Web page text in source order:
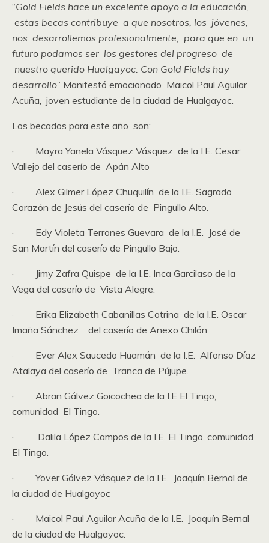
“Gold Fields hace un excelente apoyo a la educación,
estas becas contribuye a que nosotros, los jóvenes,
nos desarrollemos profesionalmente, para que en un
futuro podamos ser los gestores del progreso de
nuestro querido Hualgayoc. Con Gold Fields hay
desarrollo” Manifestó emocionado Maicol Paul Aguilar
Acuña, joven estudiante de la ciudad de Hualgayoc.
Los becados para este año son:
· Mayra Yanela Vásquez Vásquez de la I.E. Cesar
Vallejo del caserío de Apán Alto
· Alex Gilmer López Chuquilín de la I.E. Sagrado
Corazón de Jesús del caserío de Pingullo Alto.
· Edy Violeta Terrones Guevara de la I.E. José de
San Martín del caserío de Pingullo Bajo.
· Jimy Zafra Quispe de la I.E. Inca Garcilaso de la
Vega del caserío de Vista Alegre.
· Erika Elizabeth Cabanillas Cotrina de la I.E. Oscar
Imaña Sánchez del caserío de Anexo Chilón.
· Ever Alex Saucedo Huamán de la I.E. Alfonso Díaz
Atalaya del caserío de Tranca de Pújupe.
· Abran Gálvez Goicochea de la I.E El Tingo,
comunidad El Tingo.
· Dalila López Campos de la I.E. El Tingo, comunidad
El Tingo.
· Yover Gálvez Vásquez de la I.E. Joaquín Bernal de
la ciudad de Hualgayoc
· Maicol Paul Aguilar Acuña de la I.E. Joaquín Bernal
de la ciudad de Hualgayoc.